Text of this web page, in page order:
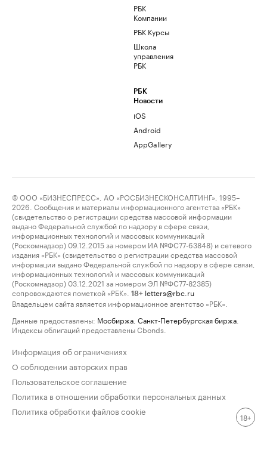
РБК
Компании
РБК Курсы
Школа
управления
РБК
РБК
Новости
iOS
Android
AppGallery
© ООО «БИЗНЕСПРЕСС», АО «РОСБИЗНЕСКОНСАЛТИНГ», 1995–
2026. Сообщения и материалы информационного агентства «РБК»
(свидетельство о регистрации средства массовой информации
выдано Федеральной службой по надзору в сфере связи,
информационных технологий и массовых коммуникаций
(Роскомнадзор) 09.12.2015 за номером ИА №ФС77-63848) и сетевого
издания «РБК» (свидетельство о регистрации средства массовой
информации выдано Федеральной службой по надзору в сфере связи,
информационных технологий и массовых коммуникаций
(Роскомнадзор) 03.12.2021 за номером ЭЛ №ФС77-82385)
сопровождаются пометкой «РБК».
18+ letters@rbc.ru
Владельцем сайта является информационное агентство «РБК».
Данные предоставлены: Мосбиржа Санкт-Петербургская биржа
Индексы облигаций предоставлены Cbonds.
Информация об ограничениях
О соблюдении авторских прав
Пользовательское соглашение
Политика в отношении обработки персональных данных
Политика обработки файлов cookie
18+